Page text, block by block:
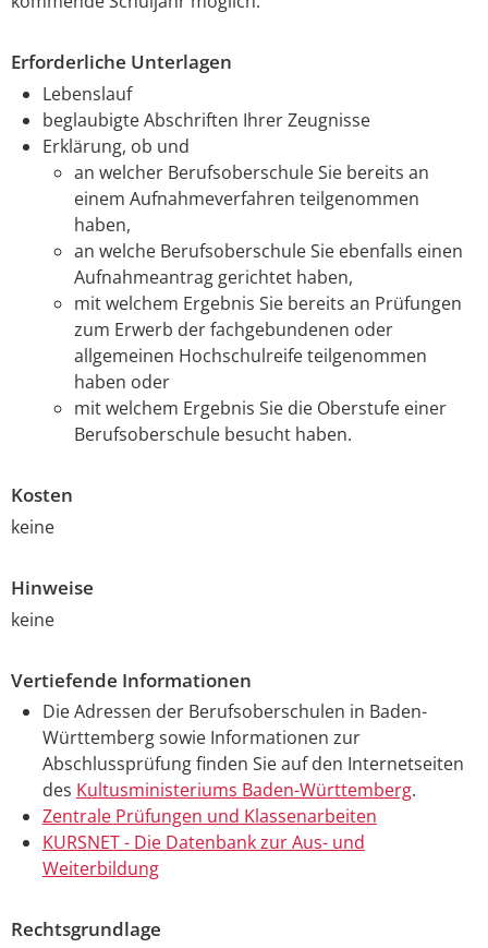
Erforderliche Unterlagen
Lebenslauf
beglaubigte Abschriften Ihrer Zeugnisse
Erklärung, ob und
an welcher Berufsoberschule Sie bereits an
einem Aufnahmeverfahren teilgenommen
haben,
an welche Berufsoberschule Sie ebenfalls einen
Aufnahmeantrag gerichtet haben,
mit welchem Ergebnis Sie bereits an Prüfungen
zum Erwerb der fachgebundenen oder
allgemeinen Hochschulreife teilgenommen
haben oder
mit welchem Ergebnis Sie die Oberstufe einer
Berufsoberschule besucht haben.
Kosten
keine
Hinweise
keine
Vertiefende Informationen
Die Adressen der Berufsoberschulen in Baden-
Württemberg sowie Informationen zur
Abschlussprüfung finden Sie auf den Internetseiten
des Kultusministeriums Baden-Württemberg.
Zentrale Prüfungen und Klassenarbeiten
KURSNET - Die Datenbank zur Aus- und
Weiterbildung
Rechtsgrundlage